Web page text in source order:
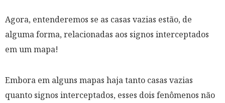
Agora, entenderemos se as casas vazias estão, de
alguma forma, relacionadas aos signos interceptados
em um mapa!
Embora em alguns mapas haja tanto casas vazias
quanto signos interceptados, esses dois fenômenos não